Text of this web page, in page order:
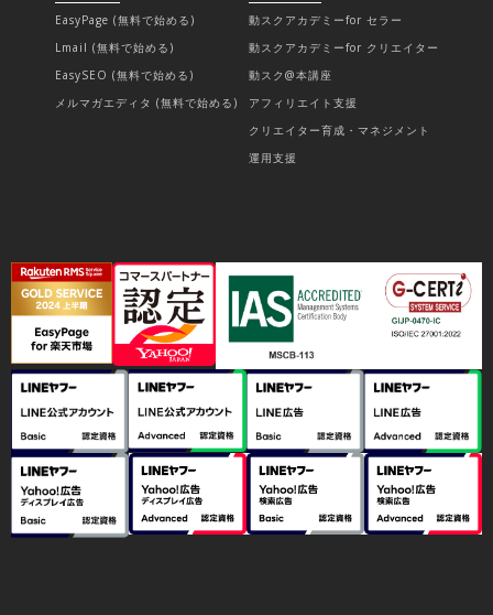
EasyPage (無料で始める)
Lmail (無料で始める)
EasySEO (無料で始める)
メルマガエディタ (無料で始める)
動スクアカデミーfor セラー
動スクアカデミーfor クリエイター
動スク@本講座
アフィリエイト支援
クリエイター育成・マネジメント
運用支援